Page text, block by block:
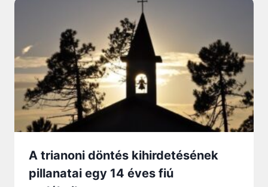
A trianoni döntés kihirdetésének
pillanatai egy 14 éves fiú